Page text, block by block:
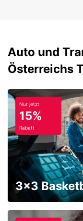
Auto und
Österreichs
Nur jetzt
15%
Rabatt
3x3